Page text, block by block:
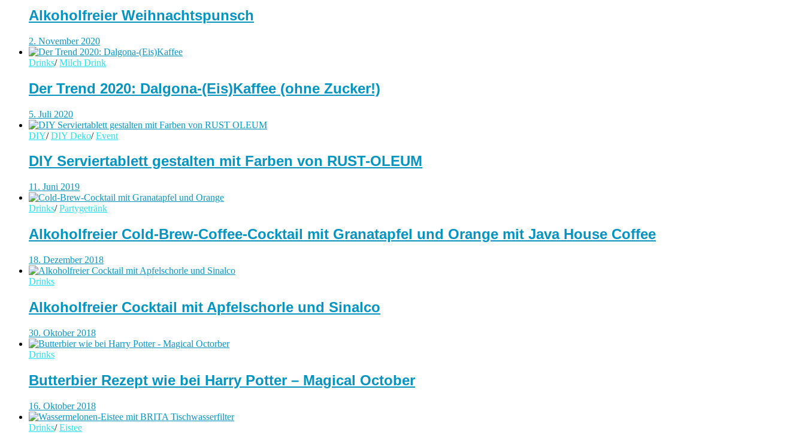
Alkoholfreier Weihnachtspunsch
2. November 2020
Drinks/ Milch Drink
Der Trend 2020: Dalgona-(Eis)Kaffee (ohne Zucker!)
5. Juli 2020
DIY/ DIY Deko/ Event
DIY Serviertablett gestalten mit Farben von RUST-OLEUM
11. Juni 2019
Drinks/ Partygetränk
Alkoholfreier Cold-Brew-Coffee-Cocktail mit Granatapfel und Orange mit Java House Coffee
18. Dezember 2018
Drinks
Alkoholfreier Cocktail mit Apfelschorle und Sinalco
30. Oktober 2018
Drinks
Butterbier Rezept wie bei Harry Potter – Magical October
16. Oktober 2018
Drinks/ Eistee